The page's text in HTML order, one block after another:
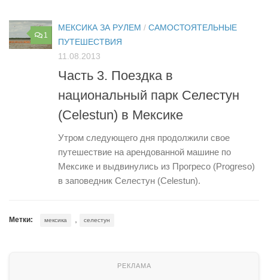
1
МЕКСИКА ЗА РУЛЕМ / САМОСТОЯТЕЛЬНЫЕ
ПУТЕШЕСТВИЯ
11.08.2013
Часть 3. Поездка в
национальный парк Селестун
(Celestun) в Мексике
Утром следующего дня продолжили свое
путешествие на арендованной машине по
Мексике и выдвинулись из Прогресо (Progreso)
в заповедник Селестун (Celestun).
Метки: мексика , селестун